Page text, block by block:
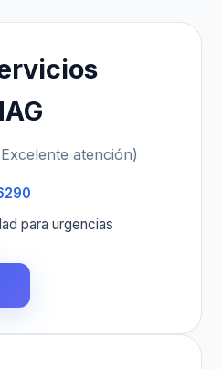
atención)
para urgencias